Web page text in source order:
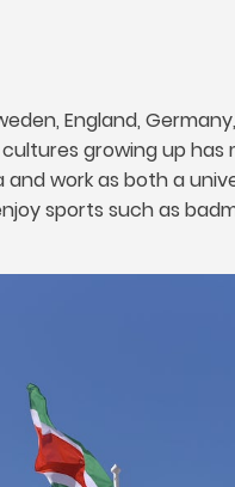
, England, Germany,
growing up has
and work as both a
sports such as